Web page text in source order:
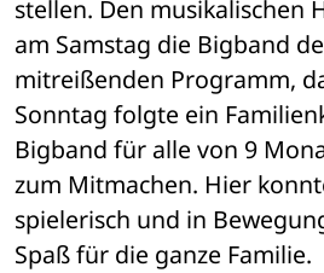
stellen. Den musikalischen
am Samstag die Bigband
mitreißenden Programm,
Sonntag folgte ein
Bigband für alle von 9
zum Mitmachen. Hier
spielerisch und in
Spaß für die ganze Familie.